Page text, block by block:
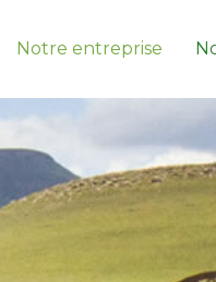
Notre entreprise